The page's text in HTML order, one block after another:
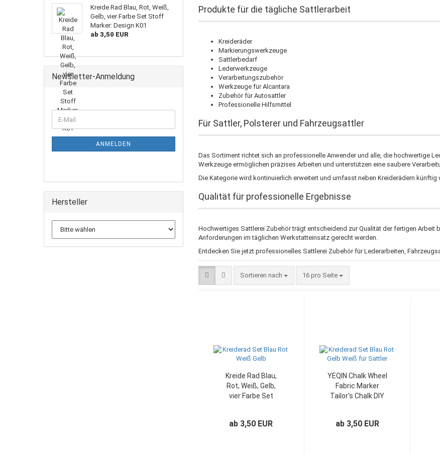
Produkte für die tägliche Sattlerarbeit
Kreideräder
Markierungswerkzeuge
Sattlerbedarf
Lederwerkzeuge
Verarbeitungszubehör
Werkzeuge für Alcantara
Zubehör für Autosattler
Professionelle Hilfsmittel
Für Sattler, Polsterer und Fahrzeugsattler
Das Sortiment richtet sich an professionelle Anwender und alle, die hochwertige
Werkzeuge ermöglichen präzises Arbeiten und unterstützen eine saubere
Die Kategorie wird kontinuierlich erweitert und umfasst neben Kreiderädern
Qualität für professionelle Ergebnisse
Hochwertiges Sattlerei Zubehör trägt entscheidend zur Qualität der fertigen Arbeit
Anforderungen im täglichen Werkstatteinsatz gerecht werden.
Entdecken Sie jetzt professionelles Sattlerei Zubehör für Lederarbeiten,
Sortieren nach
Sortieren nach 16 pro Seite
pro Seite
Kreide Rad Blau,
Rot, Weiß, Gelb,
vier Farbe Set
ab 3,50 EUR
YEQIN Chalk Wheel
Fabric Marker
Tailor's Chalk DIY
& MA-LS-401:
ab 3,50 EUR
Kreide Rad Blau, Rot, Weiß,
Gelb, vier Farbe Set Stoff
Marker: Design K01
ab 3,50 EUR
Newsletter-Anmeldung
ZUR
NEWSLETTER-
E-
Mail
ANMELDEN
Hersteller